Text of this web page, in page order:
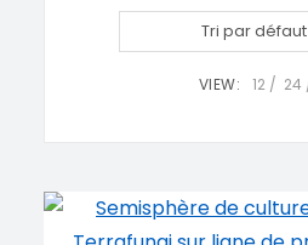
Tri par défaut
VIEW: 12 24